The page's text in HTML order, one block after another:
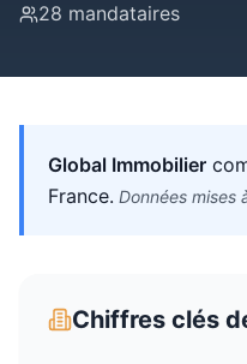
28 mandataires
Global Immobilier
France. Données mises
Chiffres clés